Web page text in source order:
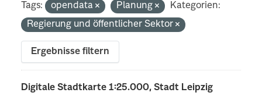
Tags: opendata Planung
Kategorien:
Regierung und öffentlicher Sektor
Ergebnisse filtern
Digitale Stadtkarte 1:25.000, Stadt Leipzig